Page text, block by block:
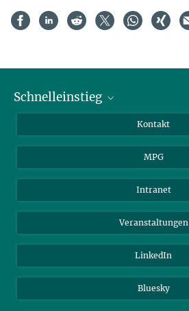
Schnelleinstieg
Wissenschaftler*innen
Studierende
Bewerber*innen
Kontakt
MPG
Intranet
Veranstaltungen
LinkedIn
Bluesky